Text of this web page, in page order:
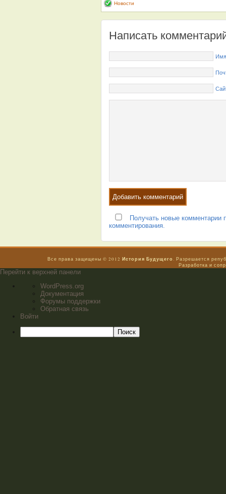
Новости
Написать
Получать новые
комментирования.
Все права защищены © 2012История Будущего . Разрешается
Разработка и
Перейти к верхней панели
WordPress.org
Документация
Форумы поддержки
Обратная связь
Войти